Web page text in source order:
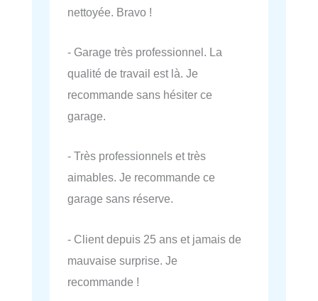
nettoyée. Bravo !
- Garage très professionnel. La
qualité de travail est là. Je
recommande sans hésiter ce
garage.
- Très professionnels et très
aimables. Je recommande ce
garage sans réserve.
- Client depuis 25 ans et jamais de
mauvaise surprise. Je
recommande !